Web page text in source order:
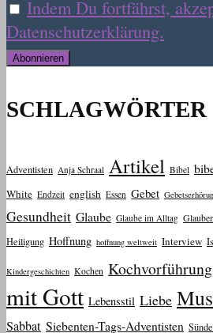
Indem Du fortfährst,
Datenschutzerklärung.
SCHLAGWÖRTER
Adventisten Anja Schraal Artikel Bibel
White Endzeit english Essen Gebet
Gesundheit Glaube Glaube im Alltag
Heiligung Hoffnung hoffnung weltweit Interview
Kindergeschichten Kochen Kochvorführung
mit Gott Lebensstil Liebe
Sabbat Siebenten-Tags-Adventisten Sünde